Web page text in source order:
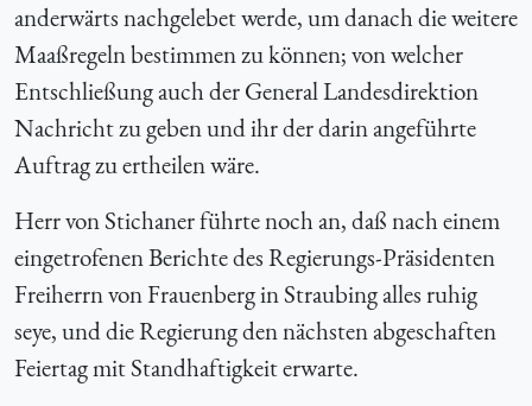
anderwärts nachgelebet werde, um danach die weitere
Maaßregeln bestimmen zu können; von welcher
Entschließung auch der General Landesdirektion
Nachricht zu geben und ihr der darin angeführte
Auftrag zu ertheilen wäre.
Herr von Stichaner führte noch an, daß nach einem
eingetrofenen Berichte des Regierungs-Präsidenten
Freiherrn von Frauenberg in Straubing alles ruhig
seye, und die Regierung den nächsten abgeschaften
Feiertag mit Standhaftigkeit erwarte.